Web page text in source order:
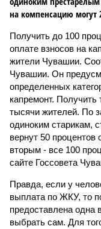
на компенсацию могут
Получить до 100
оплате взносов на
жители Чувашии.
Чувашии. Он
определенных
капремонт. Получить
тысячи жителей. По
одиноким старикам,
вернут 50
вторым - все 100
сайте Госсовета
Правда, если у
выплата по ЖКУ, то
предоставлена одна
выбрать сам. Для